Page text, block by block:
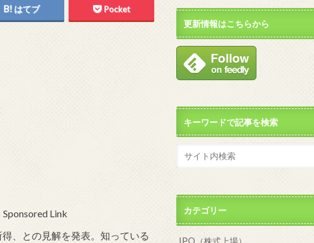
はてブ Pocket
Sponsored Link
、との見解を発表。知っている
更新情報はこちらから
キーワードで記事を検索
カテゴリー